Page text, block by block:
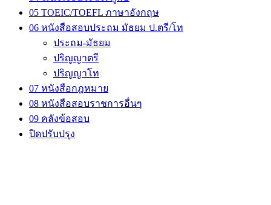
05 TOEIC/TOEFL ภาษาอังกฤษ
06 หนังสือสอบประถม มัธยม ป.ตรี/โท
ประถม-มัธยม
ปริญญาตรี
ปริญญาโท
07 หนังสือกฎหมาย
08 หนังสือสอบราชการอื่นๆ
09 คลังข้อสอบ
ปิดปรับปรุง